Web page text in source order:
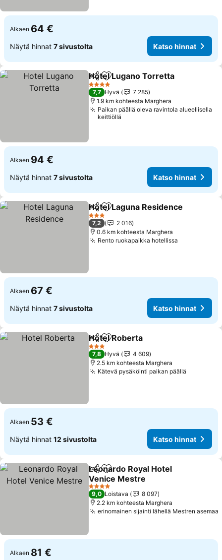
Alkaen 64 €
Näytä hinnat 7 sivustolta Katso hinnat
Jaa Lisää suosikkeihin
Hotel Lugano Torretta
4 Tähtiluokitus
7,7 Hyvä
7 285
1.9 km kohteesta Marghera
Paikan päällä oleva ravintola alueellisella
keittiöllä
Alkaen 94 €
Näytä hinnat 7 sivustolta Katso hinnat
Jaa Lisää suosikkeihin
Hotel Laguna Residence
3 Tähtiluokitus
7,2
2 016
0.6 km kohteesta Marghera
Rento ruokapaikka hotellissa
Alkaen 67 €
Näytä hinnat 7 sivustolta Katso hinnat
Jaa Lisää suosikkeihin
Hotel Roberta
3 Tähtiluokitus
7,8 Hyvä
4 609
2.5 km kohteesta Marghera
Kätevä pysäköinti paikan päällä
Alkaen 53 €
Näytä hinnat 12 sivustolta Katso hinnat
Jaa Lisää suosikkeihin
Leonardo Royal Hotel
Venice Mestre
4 Tähtiluokitus
9,0 Loistava
8 097
2.2 km kohteesta Marghera
erinomainen sijainti lähellä Mestren asemaa
Alkaen 81 €